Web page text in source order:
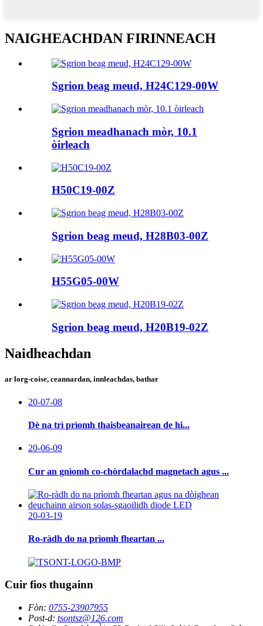
NAIGHEACHDAN FIRINNEACH
Sgrion beag meud, H24C129-00W
Sgrion meadhanach mòr, 10.1
òirleach
H50C19-00Z
Sgrion beag meud, H28B03-00Z
H55G05-00W
Sgrion beag meud, H20B19-02Z
Naidheachdan
ar lorg-coise, ceannardan, innleachdas, bathar
20-07-08
Dè na trì prìomh thaisbeanairean de hi...
20-06-09
Cur an gnìomh co-chòrdalachd magnetach agus ...
20-03-19
Ro-ràdh do na prìomh fheartan ...
Cuir fios thugainn
Fòn: 0755-23907955
Post-d: tsontsz@126.com